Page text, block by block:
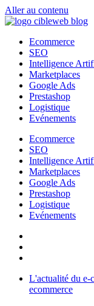
Aller au contenu
Ecommerce
SEO
Intelligence
Marketplaces
Google Ads
Prestashop
Logistique
Evénements
Ecommerce
SEO
Intelligence
Marketplaces
Google Ads
Prestashop
Logistique
Evénements
L'actualité du e-
ecommerce